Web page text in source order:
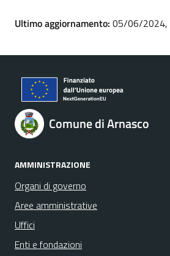
Ultimo aggiornamento: 05/06/2024,
Comune di Arnasco
AMMINISTRAZIONE
Organi di governo
Aree amministrative
Uffici
Enti e fondazioni